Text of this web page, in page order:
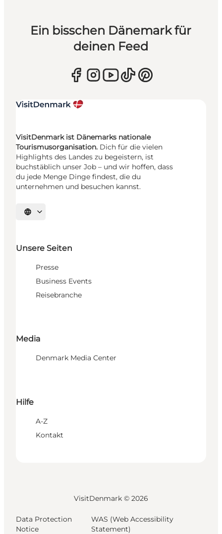
Ein bisschen Dänemark für
deinen Feed
VisitDenmark ist Dänemarks nationale
Tourismusorganisation. Dich für die vielen
Highlights des Landes zu begeistern, ist
buchstäblich unser Job – und wir hoffen, dass
du jede Menge Dinge findest, die du
unternehmen und besuchen kannst.
Sprache auswählen
Unsere Seiten
Presse
Business Events
Reisebranche
Media
Denmark Media Center
Hilfe
A-Z
Kontakt
VisitDenmark © 2026
Data Protection
Notice
WAS (Web Accessibility
Statement)